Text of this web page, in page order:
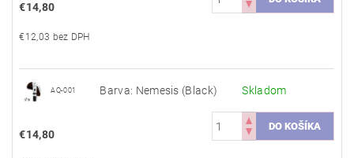
€14,80
€12,03 bez DPH
AQ-001 Barva: Nemesis (Black) Skladom
€14,80